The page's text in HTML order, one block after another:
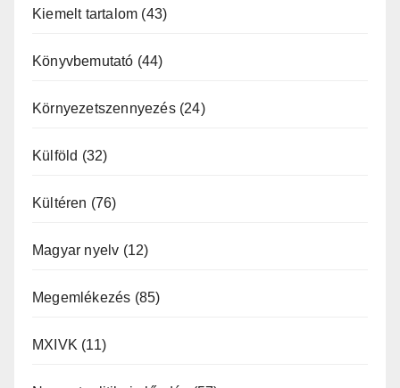
Kiemelt tartalom (43)
Könyvbemutató (44)
Környezetszennyezés(24)
Külföld (32)
Kültéren (76)
Magyar nyelv (12)
Megemlékezés (85)
MXIVK (11)